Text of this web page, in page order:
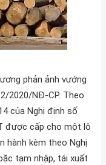
phản ảnh vướng
2020/NĐ-CP. Theo
của Nghị định số
được cấp cho một lô
hành kèm theo Nghị
tạm nhập, tái xuất